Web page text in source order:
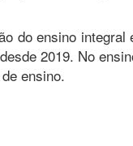
do ensino
2019. No
ensino.